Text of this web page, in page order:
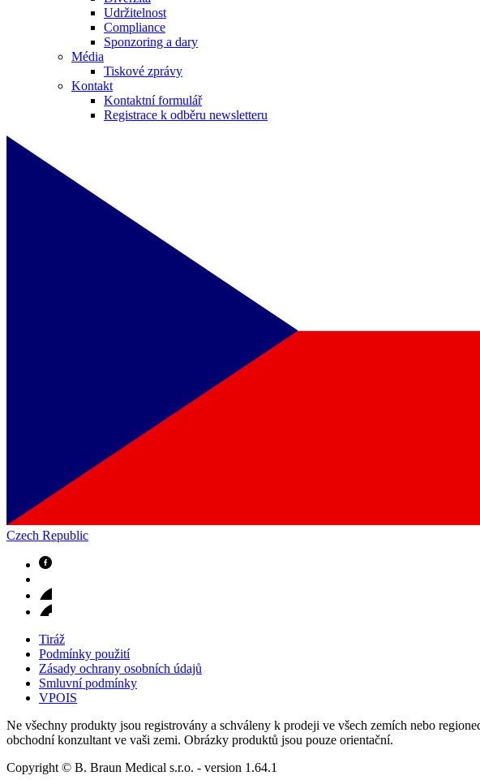
Odborné ambulance
Naše specializované ambulance jsou tu pro vás. Zvolte specializaci a město, které
Udržitelnost
Compliance
Sponzoring a dary
Média
Tiskové zprávy
Kontakt
Kontaktní formulář
Registrace k odběru newsletteru
Czech Republic
Tiráž
Podmínky použití
Zásady ochrany osobních údajů
Smluvní podmínky
VPOIS
Ne všechny produkty jsou registrovány a schváleny k prodeji ve všech zemích nebo
obchodní konzultant ve vaši zemi. Obrázky produktů jsou pouze orientační.
Copyright © B. Braun Medical s.r.o. - version 1.64.1